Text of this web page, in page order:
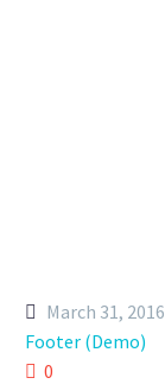
March 31, 2016
Footer (Demo)
0